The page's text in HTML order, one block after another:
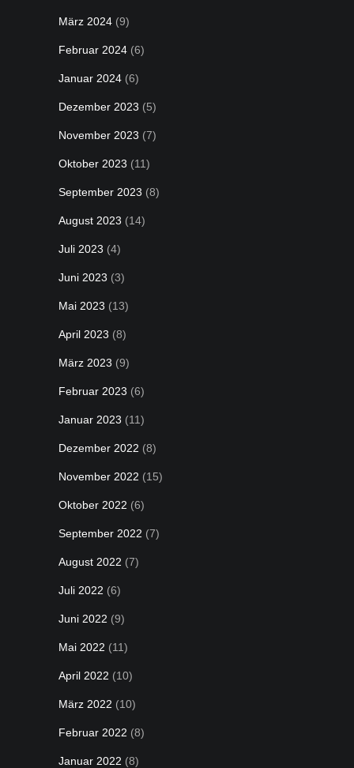
März 2024 (9)
Februar 2024 (6)
Januar 2024 (6)
Dezember 2023 (5)
November 2023 (7)
Oktober 2023 (11)
September 2023 (8)
August 2023 (14)
Juli 2023 (4)
Juni 2023 (3)
Mai 2023 (13)
April 2023 (8)
März 2023 (9)
Februar 2023 (6)
Januar 2023 (11)
Dezember 2022 (8)
November 2022 (15)
Oktober 2022 (6)
September 2022 (7)
August 2022 (7)
Juli 2022 (6)
Juni 2022 (9)
Mai 2022 (11)
April 2022 (10)
März 2022 (10)
Februar 2022 (8)
Januar 2022 (8)